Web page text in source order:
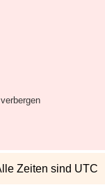
Zeiten sind UTC